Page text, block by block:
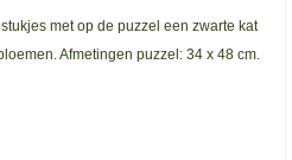
met op de puzzel een zwarte kat
Afmetingen puzzel: 34 x 48 cm.